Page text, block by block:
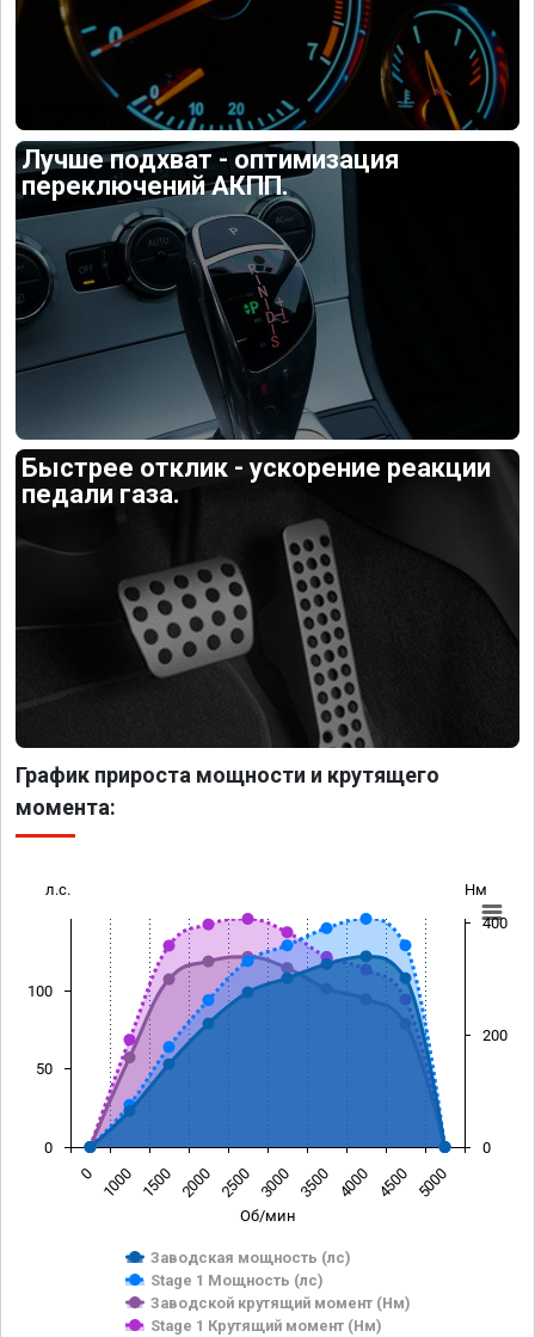
Лучше подхват - оптимизация
переключений АКПП.
Быстрее отклик - ускорение реакции
педали газа.
График прироста мощности и крутящего
момента:
Об/мин
л.с. Нм
Заводская мощность (лс)
Stage 1 Мощность (лс)
Заводской крутящий момент (Нм)
Stage 1 Крутящий момент (Нм)
0 1000 1500 2000 2500 3000 3500 4000 4500 5000
0
50
100
0
200
400